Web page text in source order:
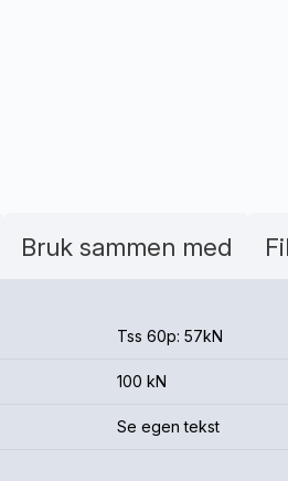
Bruk sammen med
Tss 60p: 57kN
100 kN
Se egen tekst